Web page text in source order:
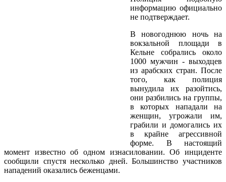
информацию официально
не подтверждает.
В новогоднюю ночь на
вокзальной площади в
Кельне собрались около
1000 мужчин - выходцев
из арабских стран. После
того, как полиция
вынудила их разойтись,
они разбились на группы,
в которых нападали на
женщин, угрожали им,
грабили и домогались их
в крайне агрессивной
форме. В настоящий
момент известно об одном изнасиловании. Об инциденте
сообщили спустя несколько дней. Большинство участников
нападений оказались беженцами.